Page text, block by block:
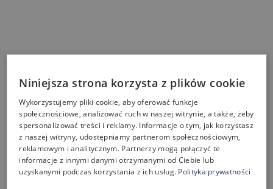
Niniejsza strona korzysta z plików cookie
Wykorzystujemy pliki cookie, aby oferować funkcje
społecznościowe, analizować ruch w naszej witrynie, a także, żeby
spersonalizować treści i reklamy. Informacje o tym, jak korzystasz
z naszej witryny, udostępniamy partnerom społecznościowym,
reklamowym i analitycznym. Partnerzy mogą połączyć te
informacje z innymi danymi otrzymanymi od Ciebie lub
uzyskanymi podczas korzystania z ich usług. Polityka prywatności